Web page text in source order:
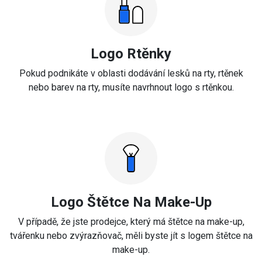
Logo Rtěnky
Pokud podnikáte v oblasti dodávání lesků na rty, rtěnek
nebo barev na rty, musíte navrhnout logo s rtěnkou.
Logo Štětce Na Make-Up
V případě, že jste prodejce, který má štětce na make-up,
tvářenku nebo zvýrazňovač, měli byste jít s logem štětce na
make-up.